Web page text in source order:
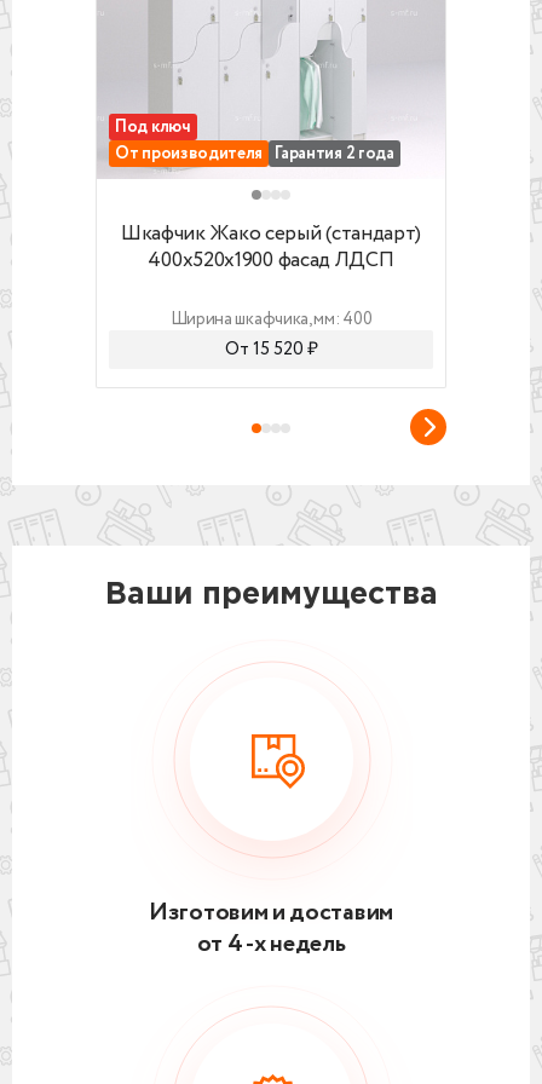
- усиленная задняя стенка (вставляется в пазы)
- увеличенная глубина шкафчика
Шкафчик Жако серый (стандарт)
От производителя Гарантия 2 года
Под ключ
Шкафчик Жако серый (стандарт)
400x520x1900 фасад ЛДСП
Ширина шкафчика, мм: 400
От 15 520 ₽
От
Ваши преимущества
Изготовим и доставим
от 4 -х недель